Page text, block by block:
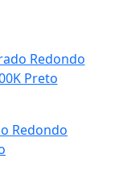
Redondo
Preto
Redondo